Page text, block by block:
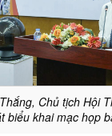
Chủ tịch Hội
biểu khai mạc họp